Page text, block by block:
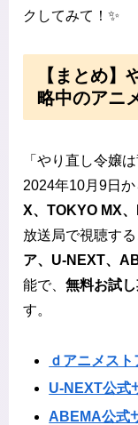
クしてみて！✨
【まとめ】
略中のアニ
「やり直し令嬢
2024年10月9日
X、TOKYO MX
放送局で視聴す
ア、U-NEXT、
能で、 無料お試し
す。
ｄアニメス
U-NEXT公式
ABEMA公式